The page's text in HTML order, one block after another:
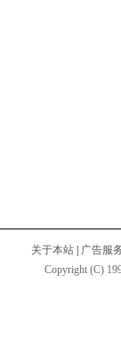
关于本站
广告服
Copyright (C)